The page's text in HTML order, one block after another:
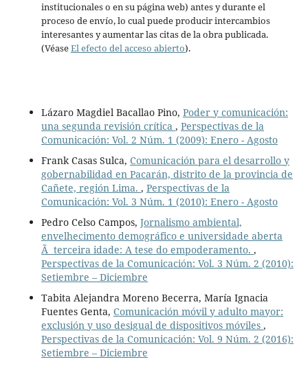
institucionales o en su página web) antes y durante el
proceso de envío, lo cual puede producir intercambios
interesantes y aumentar las citas de la obra publicada.
(VéaseEl efecto del acceso abierto).
Lázaro Magdiel Bacallao Pino, Poder y comunicación:
una segunda revisión crítica , Perspectivas de la
Comunicación: Vol. 2 Núm. 1 (2009): Enero - Agosto
Frank Casas Sulca, Comunicación para el desarrollo y
gobernabilidad en Pacarán, distrito de la provincia de
Cañete, región Lima. , Perspectivas de la
Comunicación: Vol. 3 Núm. 1 (2010): Enero - Agosto
Pedro Celso Campos, Jornalismo ambiental,
envelhecimento demográfico e universidade aberta
Ã terceira idade: A tese do empoderamento. ,
Perspectivas de la Comunicación: Vol. 3 Núm. 2 (2010):
Setiembre – Diciembre
Tabita Alejandra Moreno Becerra, María Ignacia
Fuentes Genta, Comunicación móvil y adulto mayor:
exclusión y uso desigual de dispositivos móviles ,
Perspectivas de la Comunicación: Vol. 9 Núm. 2 (2016):
Setiembre – Diciembre